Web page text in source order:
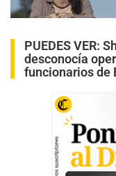
PUEDES VER:
desconocía
funcionarios de